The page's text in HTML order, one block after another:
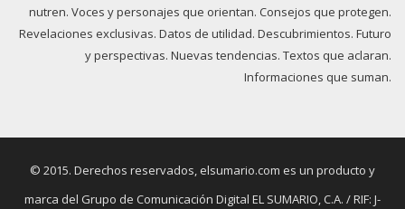
nutren. Voces y personajes que orientan. Consejos que protegen.
Revelaciones exclusivas. Datos de utilidad. Descubrimientos. Futuro
y perspectivas. Nuevas tendencias. Textos que aclaran.
Informaciones que suman.
© 2015. Derechos reservados, elsumario.com es un producto y
marca del Grupo de Comunicación Digital EL SUMARIO, C.A. / RIF: J-